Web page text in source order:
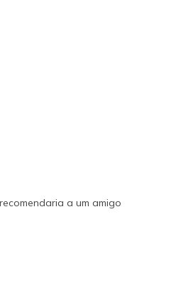
true to width
to size
are for Wearing
a um amigo